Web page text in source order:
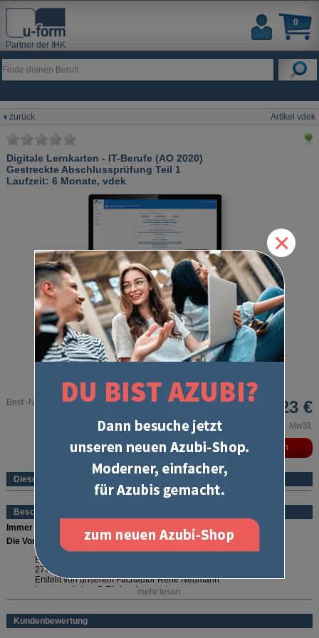
Partner der IHK
0
zurück Artikel vdek
Digitale Lernkarten - IT-Berufe (AO 2020)
Gestreckte Abschlussprüfung Teil 1
Laufzeit: 6 Monate, vdek
Best.-Nr. CA757K6 10,23 €
inkl. MwSt.
Dieses Produkt ist ein eBook
Beschreibung
Immer gut vorbereitet
Die Vorteile:
Erstellt nach IHK-Prüfungskatalog
277 Fragen speziell für Teil 1 der Abschlussprüfung
Erstellt von unserem Fachautor René Neumann
Lernen mit dem 5-Fächer-Lernsystem
Mobiles Lernen, auch unterwegs
mehr lesen
Kundenbewertung
×